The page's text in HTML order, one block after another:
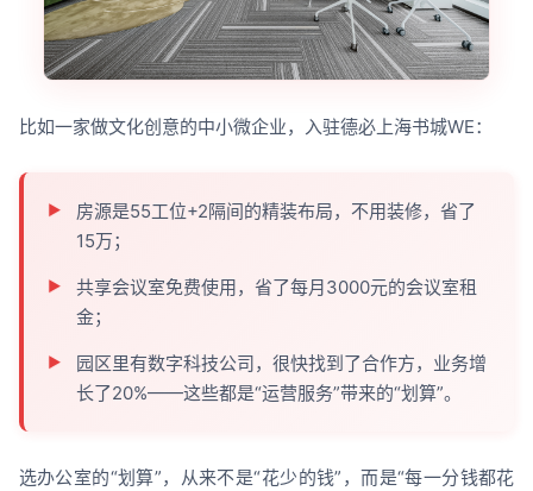
比如一家做文化创意的中小微企业，入驻德必上海书城WE：
房源是55工位+2隔间的精装布局，不用装修，省了
15万；
共享会议室免费使用，省了每月3000元的会议室租
金；
园区里有数字科技公司，很快找到了合作方，业务增
长了20%——这些都是“运营服务”带来的“划算”。
选办公室的“划算”，从来不是“花少的钱”，而是“每一分钱都花